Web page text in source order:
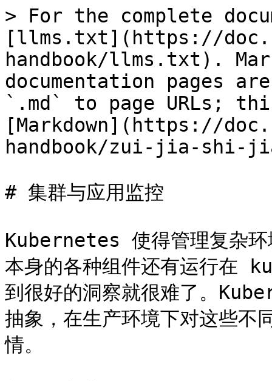
> For the complete
[llms.txt](https://
handbook/llms.txt).
documentation pages
`.md` to page URLs;
[Markdown](https://
handbook/zui-jia-shi-
# 集群与应用监控
Kubernetes 使得管理复杂
本身的各种组件还有运行在
到很好的洞察就很难了。
抽象，在生产环境下对这些不
情。